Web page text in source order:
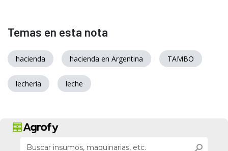
Temas en esta nota
hacienda hacienda en Argentina TAMBO
lechería leche